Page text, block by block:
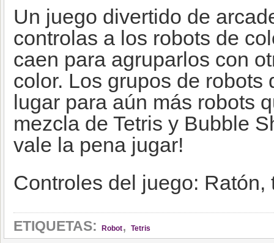
Un juego divertido de
controlas a los robots de
caen para agruparlos con
color. Los grupos de robots
lugar para aún más robots
mezcla de Tetris y Bubble
vale la pena jugar!
Controles del juego:
ETIQUETAS: Robot, Tetris